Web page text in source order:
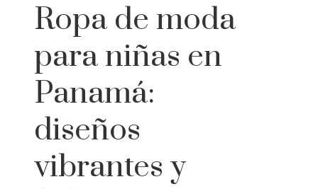
Ropa de moda
para niñas en
Panamá:
diseños
vibrantes y